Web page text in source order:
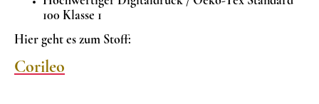
100 Klasse 1
Hier geht es zum Stoff:
Corileo